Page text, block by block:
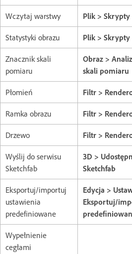
Wczytaj warstwy Plik >
Statystyki obrazu Plik > Skrypty
Znacznik skali
pomiaru
Obraz >
skali pomiaru
Płomień Filtr >
Ramka obrazu Filtr >
Drzewo Filtr >
Wyślij do serwisu
Sketchfab
3D >
Sketchfab
Eksportuj/importuj
ustawienia
predefiniowane
Edycja >
Eksportuj/
Wypełnienie
cegłami